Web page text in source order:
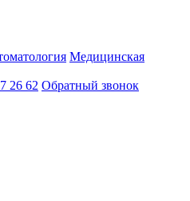
Медицинская
26 62 Обратный звонок